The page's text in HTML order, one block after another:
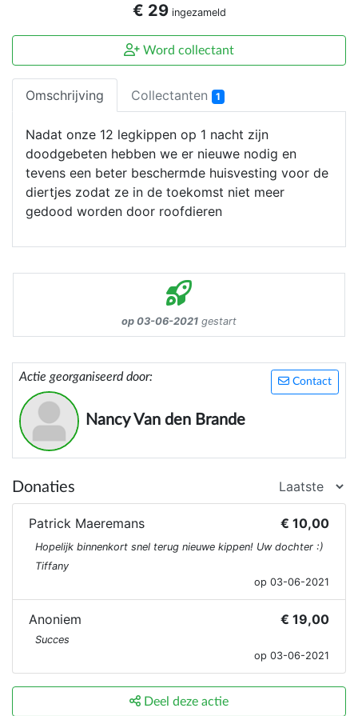
€ 29ingezameld
Word collectant
Omschrijving Collectanten 1
Nadat onze 12 legkippen op 1 nacht zijn
doodgebeten hebben we er nieuwe nodig en
tevens een beter beschermde huisvesting voor de
diertjes zodat ze in de toekomst niet meer
gedood worden door roofdieren
op 03-06-2021 gestart
Contact
Actie georganiseerd door:
Nancy Van den Brande
Donaties
Patrick Maeremans € 10,00
Hopelijk binnenkort snel terug nieuwe kippen! Uw dochter :)
Tiffany
op 03-06-2021
Anoniem € 19,00
Succes
op 03-06-2021
Deel deze actie